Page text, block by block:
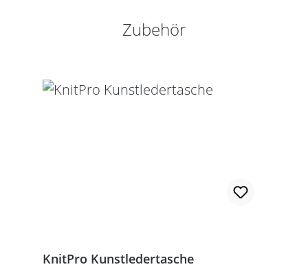
Produktgalerie überspringen
Zubehör
KnitPro Kunstledertasche